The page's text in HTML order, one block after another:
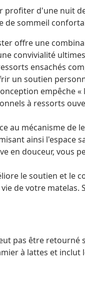
profiter d'une nuit
de sommeil
offre une
convivialité
ensachés
un soutien
empêche
à ressorts
au mécanisme de
ainsi l'espace
en douceur, vous
le soutien et le
de votre matelas.
pas être retourné
à lattes et inclut